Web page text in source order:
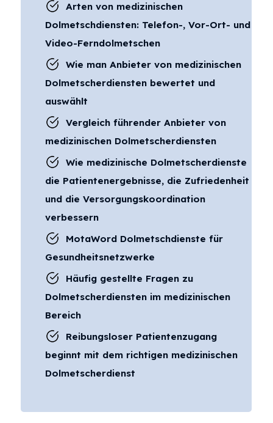
Arten von medizinischen
Dolmetschdiensten: Telefon-, Vor-Ort- und
Video-Ferndolmetschen
Wie man Anbieter von medizinischen
Dolmetscherdiensten bewertet und
auswählt
Vergleich führender Anbieter von
medizinischen Dolmetscherdiensten
Wie medizinische Dolmetscherdienste
die Patientenergebnisse, die Zufriedenheit
und die Versorgungskoordination
verbessern
MotaWord Dolmetschdienste für
Gesundheitsnetzwerke
Häufig gestellte Fragen zu
Dolmetscherdiensten im medizinischen
Bereich
Reibungsloser Patientenzugang
beginnt mit dem richtigen medizinischen
Dolmetscherdienst